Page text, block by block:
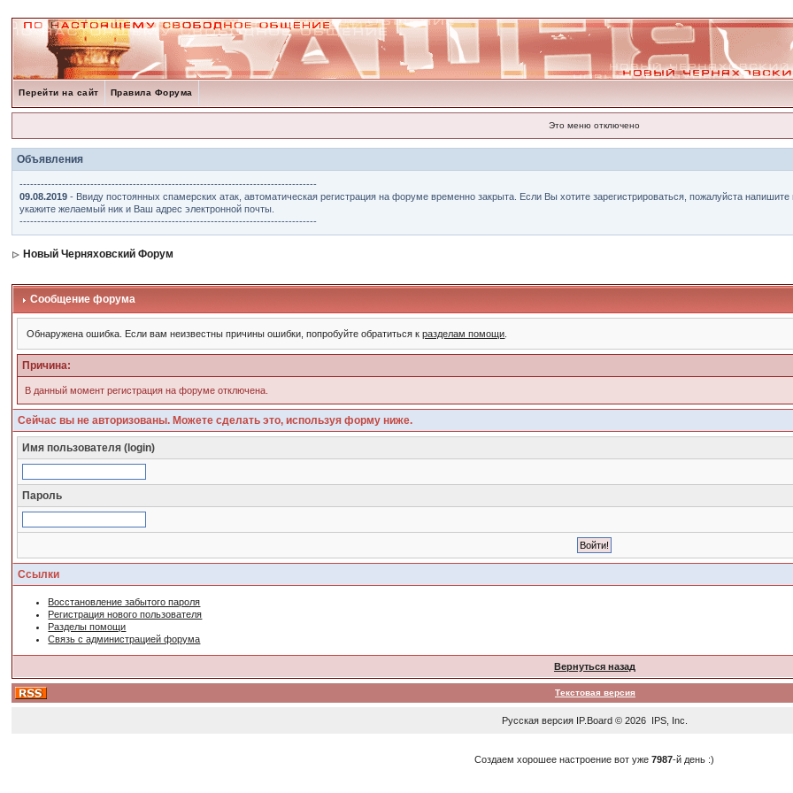
Перейти на сайт Правила Форума
Это меню отключено
Объявления
------------------------------------------------------------------------------------
09.08.2019 - Ввиду постоянных спамерских атак, автоматическая регистрация на форуме временно закрыта. Если Вы хотите зарегистрироваться, пожалуйста
укажите желаемый ник и Ваш адрес электронной почты.
------------------------------------------------------------------------------------
Новый Черняховский Форум
Сообщение форума
Обнаружена ошибка. Если вам неизвестны причины ошибки, попробуйте обратиться кразделам помощи
Причина:
В данный момент регистрация на форуме отключена.
Сейчас вы не авторизованы. Можете сделать это, используя форму ниже.
Имя пользователя (login)
Пароль
Ссылки
Восстановление забытого пароля
Регистрация нового пользователя
Разделы помощи
Связь с администрацией форума
Вернуться назад
Текстовая версия
Русская версия IP.Board© 2026 IPS, Inc
Создаем хорошее настроение вот уже7987-й день :)